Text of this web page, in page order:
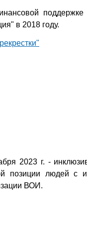
в 2018 году.
2023 г. -
позиции людей с
ВОИ.